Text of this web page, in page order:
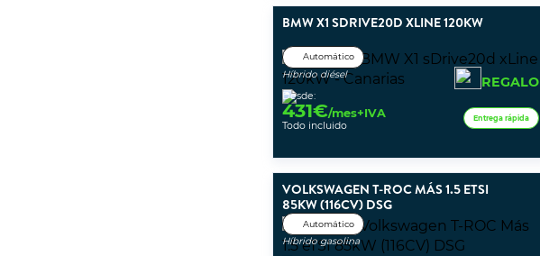
BMW X1 SDRIVE20D XLINE 120KW
Automático
Híbrido diésel REGALO
Desde:
431€/mes+IVA
Todo incluido
Entrega rápida
VOLKSWAGEN T-ROC MÁS 1.5 ETSI
85KW (116CV) DSG
Automático
Híbrido gasolina